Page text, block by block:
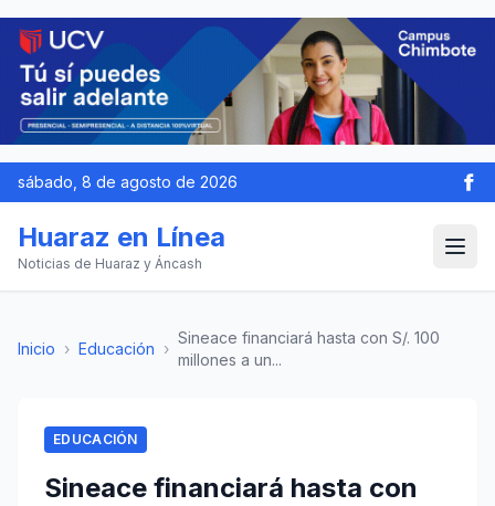
sábado, 8 de agosto de 2026
Huaraz en Línea
Noticias de Huaraz y Áncash
Inicio › Educación ›
Sineace financiará hasta con S/. 100
millones a un...
EDUCACIÓN
Sineace financiará hasta con